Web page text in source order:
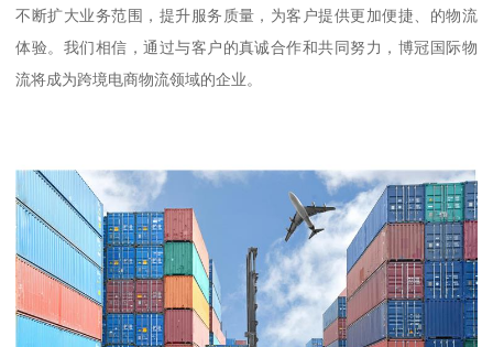
不断扩大业务范围，提升服务质量，为客户提供更加便捷、的物流
体验。我们相信，通过与客户的真诚合作和共同努力，博冠国际物
流将成为跨境电商物流领域的企业。